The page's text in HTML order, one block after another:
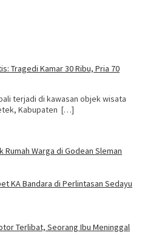
Tragedi Kamar 30 Ribu, Pria 70
terjadi di kawasan objek wisata
Kabupaten […]
Warga di Godean Sleman
KA Bandara di Perlintasan Sedayu
Terlibat, Seorang Ibu Meninggal